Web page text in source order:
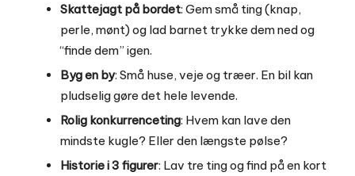
Skattejagt på bordet: Gem små ting (knap,
perle, mønt) og lad barnet trykke dem ned og
“finde dem” igen.
Byg en by: Små huse, veje og træer. En bil kan
pludselig gøre det hele levende.
Rolig konkurrenceting: Hvem kan lave den
mindste kugle? Eller den længste pølse?
Historie i 3 figurer: Lav tre ting og find på en kort